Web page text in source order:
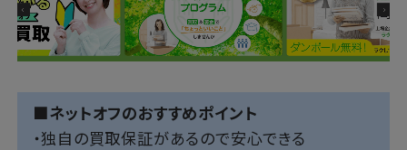
■ネットオフのおすすめポイント
・独自の買取保証があるので安心できる